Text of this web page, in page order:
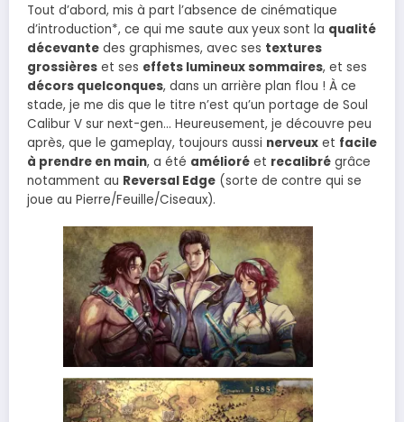
Tout d’abord, mis à part l’absence de cinématique
d’introduction*, ce qui me saute aux yeux sont la qualité
décevante des graphismes, avec ses textures
grossières et ses effets lumineux sommaires, et ses
décors quelconques, dans un arrière plan flou ! À ce
stade, je me dis que le titre n’est qu’un portage de Soul
Calibur V sur next-gen… Heureusement, je découvre peu
après, que le gameplay, toujours aussi nerveux et facile
à prendre en main, a été amélioré et recalibré grâce
notamment au Reversal Edge (sorte de contre qui se
joue au Pierre/Feuille/Ciseaux).